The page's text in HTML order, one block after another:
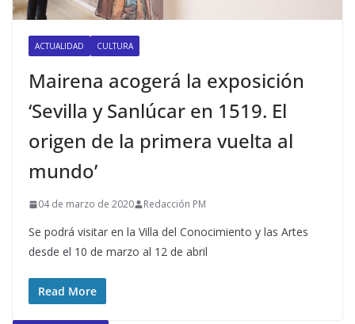
ACTUALIDAD CULTURA
Mairena acogerá la exposición
‘Sevilla y Sanlúcar en 1519. El
origen de la primera vuelta al
mundo’
04 de marzo de 2020 Redacción PM
Se podrá visitar en la Villa del Conocimiento y las Artes
desde el 10 de marzo al 12 de abril
Read More